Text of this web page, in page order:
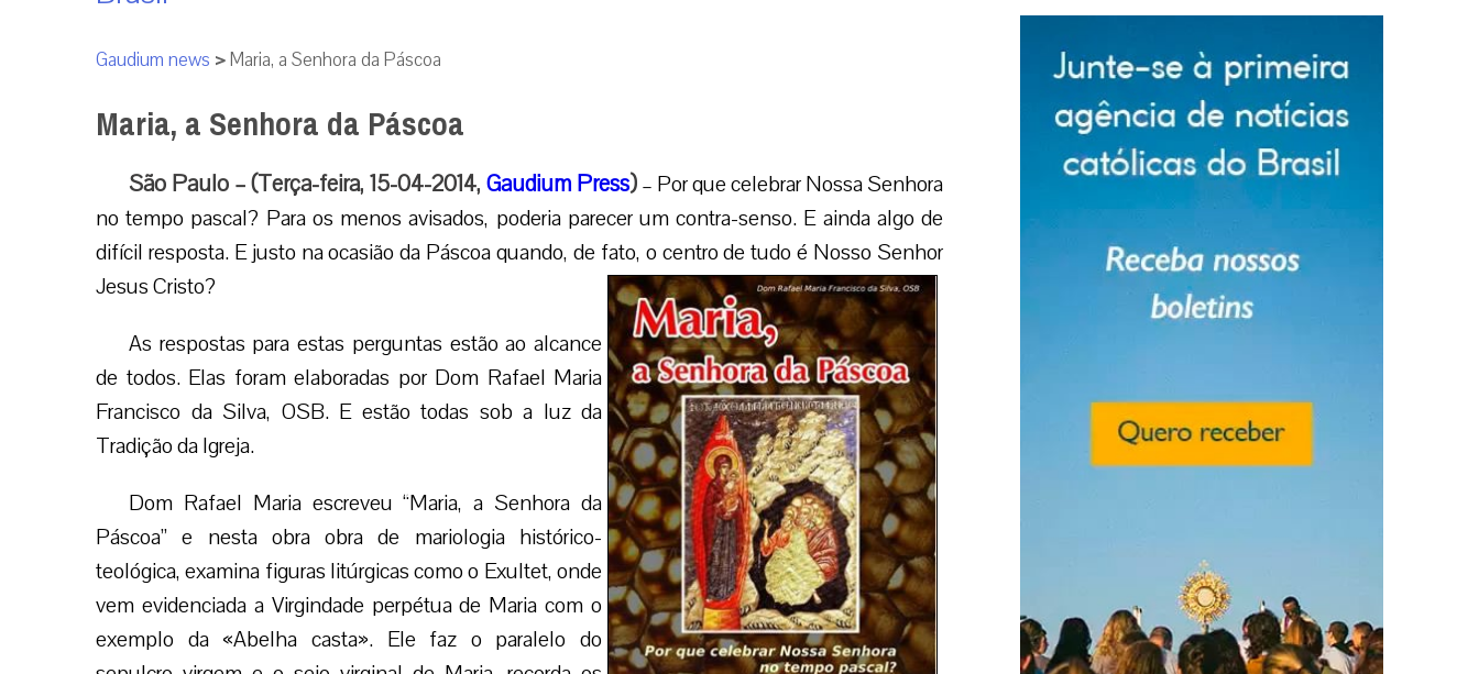
Gaudium news >Maria, a Senhora da Páscoa
Maria, a Senhora da Páscoa
São Paulo – (Terça-feira, 15-04-2014, Gaudium Press)– Por que celebrar Nossa Senhora
no tempo pascal? Para os menos avisados, poderia parecer um contra-senso. E ainda algo de
difícil resposta. E justo na ocasião da Páscoa quando, de fato, o centro de tudo é Nosso Senhor
Jesus Cristo?
As respostas para estas perguntas estão ao alcance
de todos. Elas foram elaboradas por Dom Rafael Maria
Francisco da Silva, OSB. E estão todas sob a luz da
Tradição da Igreja.
Dom Rafael Maria escreveu “Maria, a Senhora da
Páscoa” e nesta obra obra de mariologia histórico-
teológica, examina figuras litúrgicas como o Exultet, onde
vem evidenciada a Virgindade perpétua de Maria com o
exemplo da «Abelha casta». Ele faz o paralelo do